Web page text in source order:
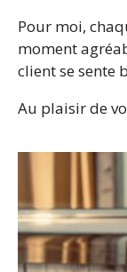
Pour moi,
moment
client se sente
Au plaisir de